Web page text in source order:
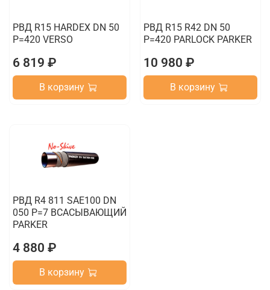
РВД R15 HARDEX DN 50
P=420 VERSO
6 819 ₽
В корзину
РВД R15 R42 DN 50
P=420 PARLOCK PARKER
10 980 ₽
В корзину
РВД R4 811 SAE100 DN
050 P=7 ВСАСЫВАЮЩИЙ
PARKER
4 880 ₽
В корзину